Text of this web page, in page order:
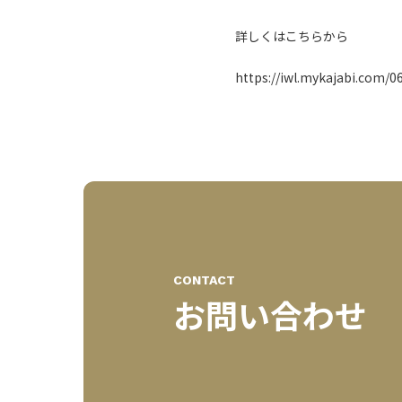
詳しくはこちらから
https://iwl.mykajabi.com/
CONTACT
お問い合わせ